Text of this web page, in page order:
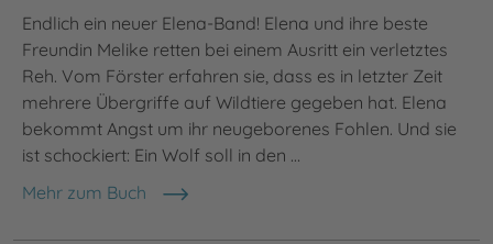
Endlich ein neuer Elena-Band! Elena und ihre beste
Freundin Melike retten bei einem Ausritt ein verletztes
Reh. Vom Förster erfahren sie, dass es in letzter Zeit
mehrere Übergriffe auf Wildtiere gegeben hat. Elena
bekommt Angst um ihr neugeborenes Fohlen. Und sie
ist schockiert: Ein Wolf soll in den …
Mehr zum Buch